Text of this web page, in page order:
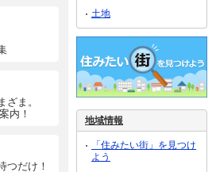
ま。
内！
つだけ！
土地
地域情報
「住みたい街」を見つけ
よう